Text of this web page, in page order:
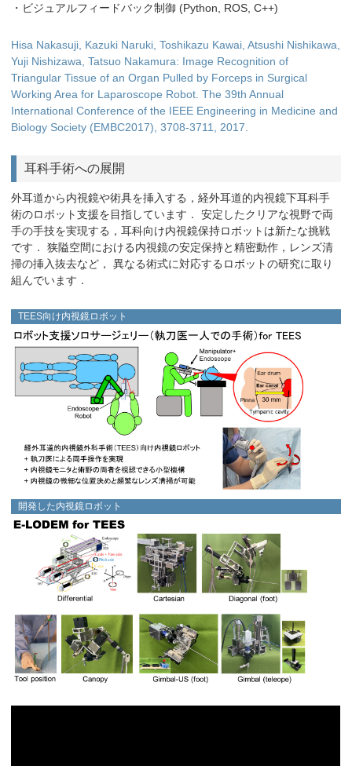
・ビジュアルフィードバック制御 (Python, ROS, C++)
Hisa Nakasuji, Kazuki Naruki, Toshikazu Kawai, Atsushi Nishikawa,
Yuji Nishizawa, Tatsuo Nakamura: Image Recognition of
Triangular Tissue of an Organ Pulled by Forceps in Surgical
Working Area for Laparoscope Robot. The 39th Annual
International Conference of the IEEE Engineering in Medicine and
Biology Society (EMBC2017), 3708-3711, 2017.
耳科手術への展開
外耳道から内視鏡や術具を挿入する，経外耳道的内視鏡下耳科手
術のロボット支援を目指しています． 安定したクリアな視野で両
手の手技を実現する，耳科向け内視鏡保持ロボットは新たな挑戦
です． 狭隘空間における内視鏡の安定保持と精密動作，レンズ清
掃の挿入抜去など， 異なる術式に対応するロボットの研究に取り
組んでいます．
TEES向け内視鏡ロボット
開発した内視鏡ロボット